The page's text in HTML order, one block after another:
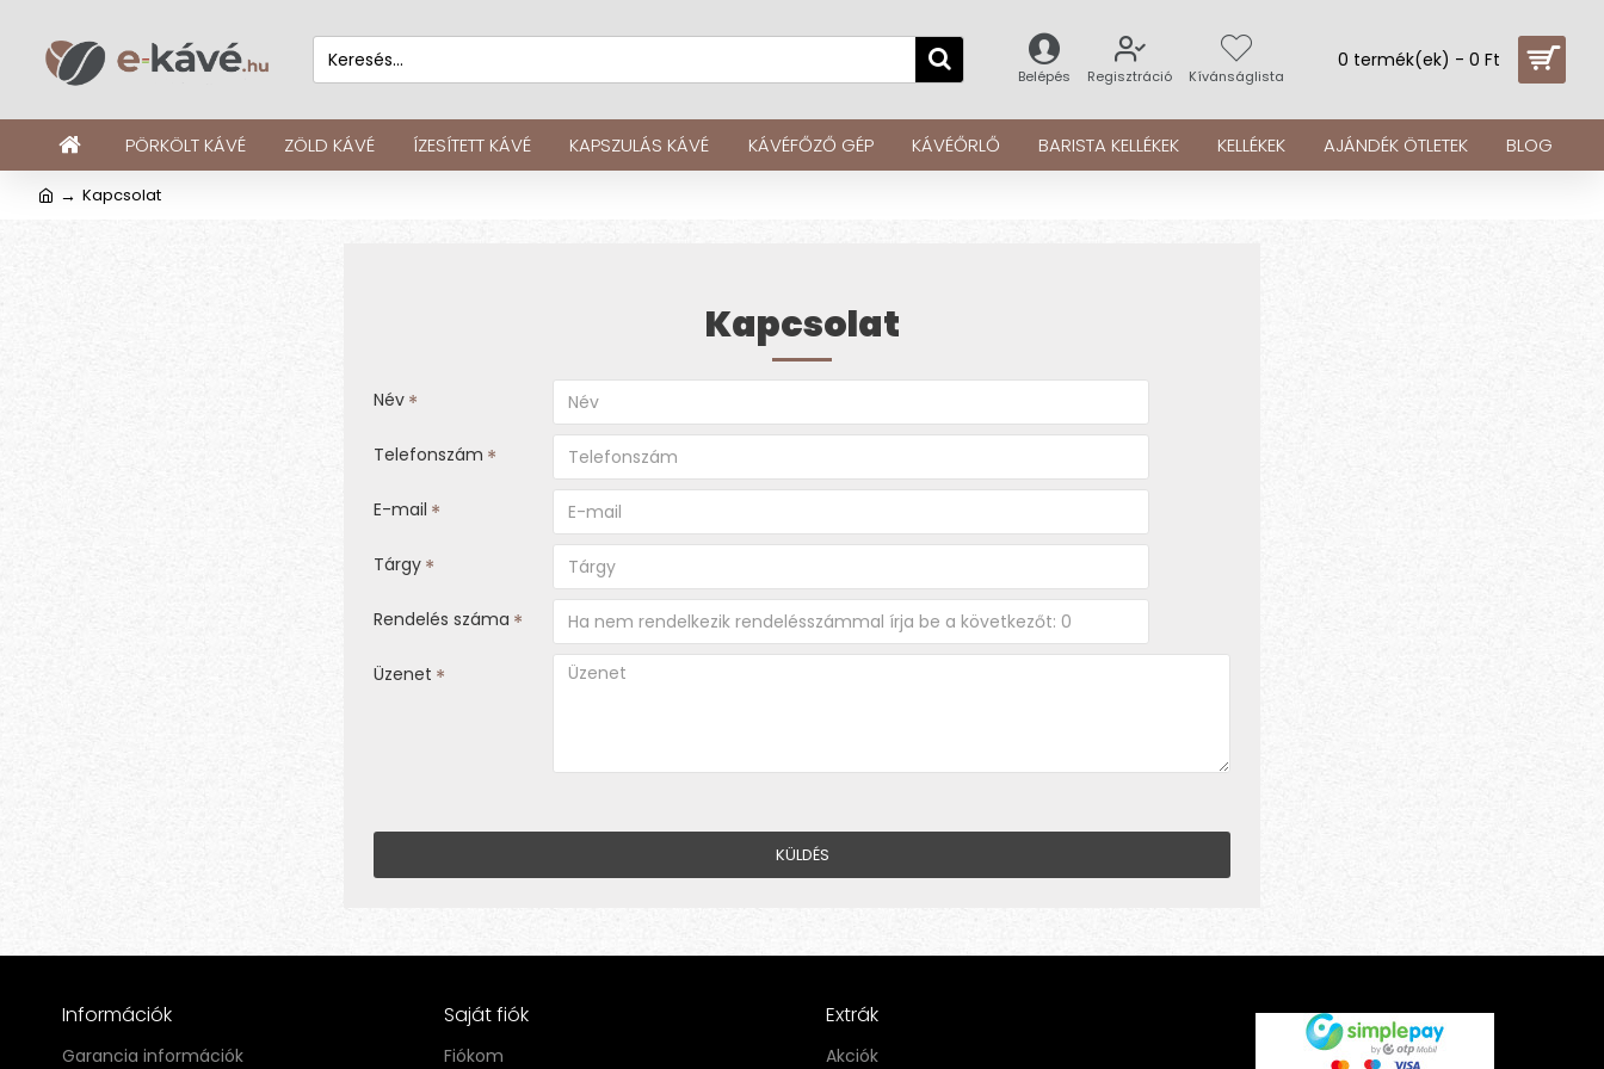
Belépés Regisztráció Kívánságlista
0 termék(ek) - 0 Ft
PÖRKÖLT KÁVÉ ZÖLD KÁVÉ ÍZESÍTETT KÁVÉ KAPSZULÁS KÁVÉ KÁVÉFŐZŐ GÉP KÁVÉŐRLŐ BARISTA KELLÉKEK KELLÉKEK AJÁNDÉK ÖTLETEK BLOG
Kapcsolat
Kapcsolat
Név
Telefonszám
E-mail
Tárgy
Rendelés száma
Üzenet
KÜLDÉS
Információk
Garancia információk
Saját fiók
Fiókom
Extrák
Akciók